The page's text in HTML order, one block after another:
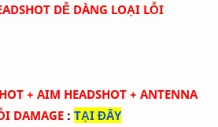
DỄ DÀNG LOẠI LỖI
+ AIM HEADSHOT + ANTENNA
DAMAGE : TẠI ĐÂY